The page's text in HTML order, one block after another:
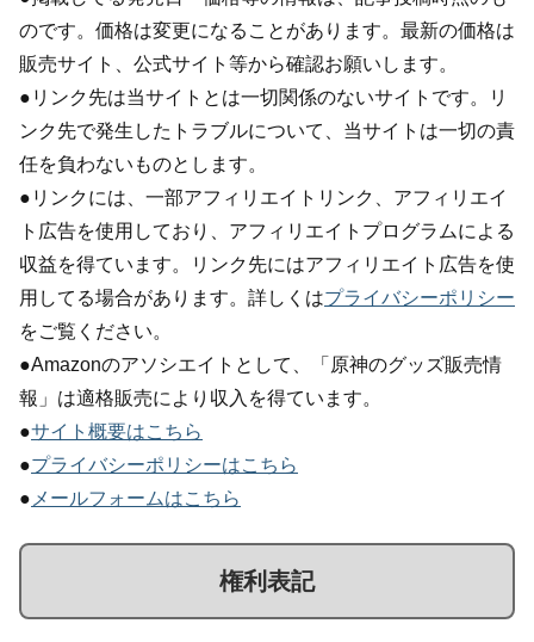
のです。価格は変更になることがあります。最新の価格は
販売サイト、公式サイト等から確認お願いします。
●リンク先は当サイトとは一切関係のないサイトです。リ
ンク先で発生したトラブルについて、当サイトは一切の責
任を負わないものとします。
●リンクには、一部アフィリエイトリンク、アフィリエイ
ト広告を使用しており、アフィリエイトプログラムによる
収益を得ています。リンク先にはアフィリエイト広告を使
用してる場合があります。詳しくはプライバシーポリシー
をご覧ください。
●Amazonのアソシエイトとして、「原神のグッズ販売情
報」は適格販売により収入を得ています。
●サイト概要はこちら
●プライバシーポリシーはこちら
● メールフォームはこちら
権利表記